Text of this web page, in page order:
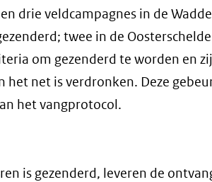
drie veldcampagnes in de
twee in de
om gezenderd te worden en
het net is verdronken. Deze
het vangprotocol.
is gezenderd, leveren de